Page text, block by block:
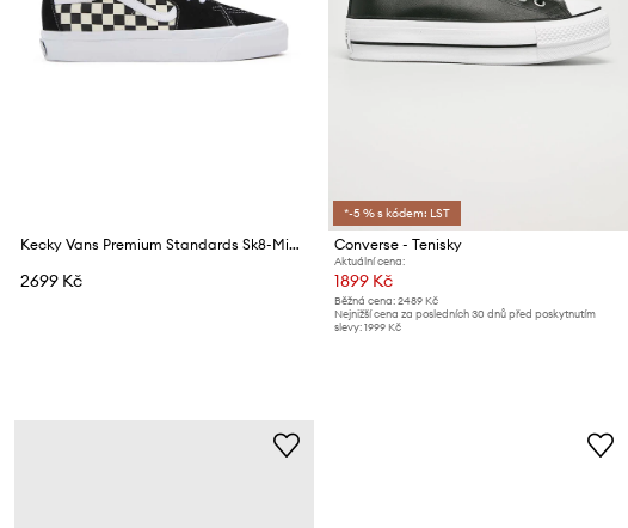
Kecky Vans Premium Standards Sk8-Mid Reissue 83
2699 Kč
*-5 % s kódem: LST
Converse - Tenisky
Aktuální cena:
1899 Kč
Běžná cena: 2489 Kč
Nejnižší cena za posledních 30 dnů před poskytnutím
slevy: 1999 Kč